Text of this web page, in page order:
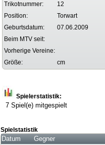
Trikotnummer:
12
Position:
Torwart
Geburtsdatum:
07.06.2009
Beim MTV seit:
Vorherige Vereine:
Größe:
cm
Spielerstatistik:
7 Spiel(e) mitgespielt
Spielstatistik
Datum Gegner